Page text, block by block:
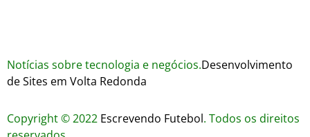
Notícias sobre tecnologia e negócios.Desenvolvimento
de Sites em Volta Redonda
Copyright © 2022 Escrevendo Futebol. Todos os direitos